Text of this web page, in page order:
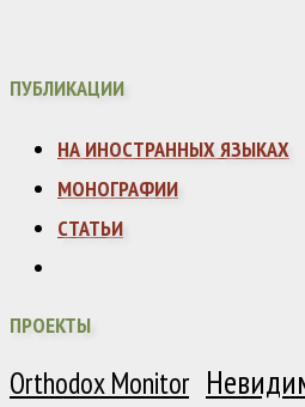
ПУБЛИКАЦИИ
НА ИНОСТРАННЫХ ЯЗЫКАХ
МОНОГРАФИИ
СТАТЬИ
ПРОЕКТЫ
Orthodox Monitor